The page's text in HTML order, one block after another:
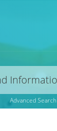
Advanced Search